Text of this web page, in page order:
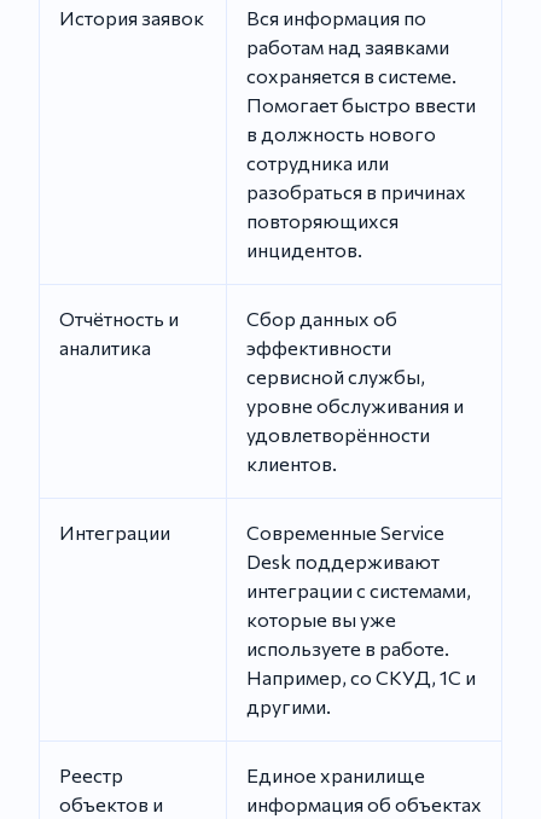
История заявок
Вся информация по
работам над заявками
сохраняется в системе.
Помогает быстро ввести
в должность нового
сотрудника или
разобраться в причинах
повторяющихся
инцидентов.
Отчётность и
аналитика
Сбор данных об
эффективности
сервисной службы,
уровне обслуживания и
удовлетворённости
клиентов.
Интеграции
Современные Service
Desk поддерживают
интеграции с системами,
которые вы уже
используете в работе.
Например, со СКУД, 1С и
другими.
Реестр
объектов и
Единое хранилище
информация об объектах